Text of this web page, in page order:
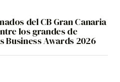
del CB Gran Canaria
los grandes de
Business Awards 2026